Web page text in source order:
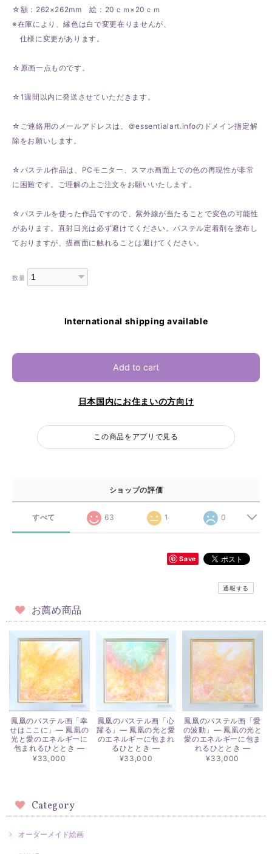
☆額：262×262mm 絵：20ｃｍ×20ｃｍ
※在庫により、縁色は白で変更在りませんが、
仕様に変更があります。
☆原画一点ものです。
☆1週間以内に発送させていただきます。
☆ご連絡用のメールアドレスは、＠essentialart.infoのドメイン指定解
除をお願いします。
☆パステル作品は、PCモニター、スマホ画面上での色の再現性が非常
に困難です。ご理解の上ご注文をお願いいたします。
☆パステルを使った作品ですので、紫外線が当たることで変色の可能性
があります。直射日光は必ず避けてください。パステル定着剤を塗布し
ておりますが、描画面に触れることは避けてください。
数量
International shipping available
Add to cart
日本国内にお住まいの方向け
この商品をアプリで見る
ショップの評価
すべて 63 1 0
Save
通報する
お薦め商品
鳳凰のパステル画「幸
せはここに」― 鳳凰の
光と愛のエネルギーに
包まれるひととき ―
¥33,000
鳳凰のパステル画「心
躍る」― 鳳凰の光と愛
のエネルギーに包まれ
るひととき ―
¥33,000
鳳凰のパステル画「愛
の波動」― 鳳凰の光と
愛のエネルギーに包ま
れるひととき ―
¥33,000
Category
オーダーメイド絵画